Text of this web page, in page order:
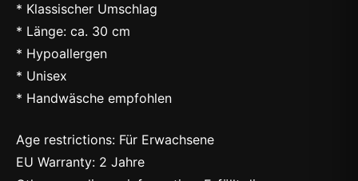
* Klassischer Umschlag
* Länge: ca. 30 cm
* Hypoallergen
* Unisex
* Handwäsche empfohlen
Age restrictions: Für Erwachsene
EU Warranty: 2 Jahre